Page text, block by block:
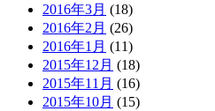
2016年3月 (18)
2016年2月 (26)
2016年1月 (11)
2015年12月 (18)
2015年11月 (16)
2015年10月 (15)